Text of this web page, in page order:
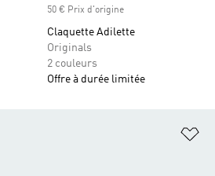
50 € Prix d'origine
Claquette Adilette
Originals
2 couleurs
Offre à durée limitée